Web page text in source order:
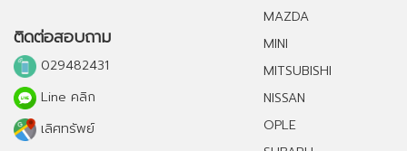
ติดต่อสอบถาม
029482431
Line คลิก
เลิศทรัพย์
MAZDA
MINI
MITSUBISHI
NISSAN
OPLE